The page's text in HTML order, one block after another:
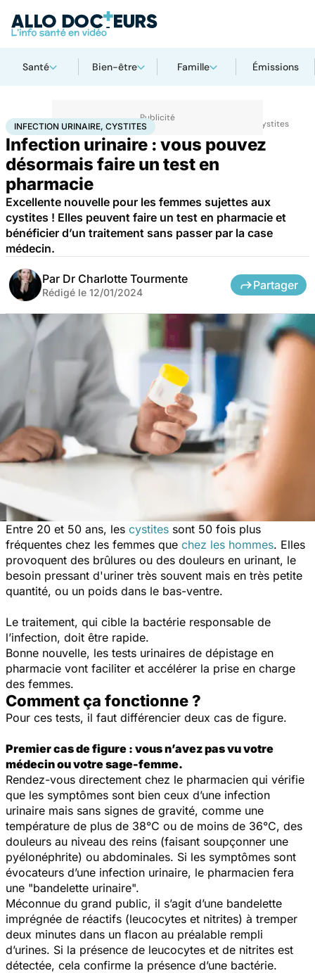
Santé Bien-être Famille Émissions
AccueilSantéMaladiesMaladies infectieuses Infection urinaire, cystites
INFECTION URINAIRE, CYSTITES
Infection urinaire : vous pouvez
désormais faire un test en
pharmacie
Excellente nouvelle pour les femmes sujettes aux
cystites ! Elles peuvent faire un test en pharmacie et
bénéficier d’un traitement sans passer par la case
médecin.
Par Dr Charlotte Tourmente
Rédigé le 12/01/2024
Partager
Entre 20 et 50 ans, les cystites sont 50 fois plus
fréquentes chez les femmes que chez les hommes. Elles
provoquent des brûlures ou des douleurs en urinant, le
besoin pressant d'uriner très souvent mais en très petite
quantité, ou un poids dans le bas-ventre.
Le traitement, qui cible la bactérie responsable de
l’infection, doit être rapide.
Bonne nouvelle, les tests urinaires de dépistage en
pharmacie vont faciliter et accélérer la prise en charge
des femmes.
Comment ça fonctionne ?
Pour ces tests, il faut différencier deux cas de figure.
Premier cas de figure : vous n’avez pas vu votre
médecin ou votre sage-femme.
Rendez-vous directement chez le pharmacien qui vérifie
que les symptômes sont bien ceux d’une infection
urinaire mais sans signes de gravité, comme une
température de plus de 38°C ou de moins de 36°C, des
douleurs au niveau des reins (faisant soupçonner une
pyélonéphrite) ou abdominales. Si les symptômes sont
évocateurs d’une infection urinaire, le pharmacien fera
une "bandelette urinaire".
Méconnue du grand public, il s’agit d’une bandelette
imprégnée de réactifs (leucocytes et nitrites) à tremper
deux minutes dans un flacon au préalable rempli
d’urines. Si la présence de leucocytes et de nitrites est
détectée, cela confirme la présence d’une bactérie.